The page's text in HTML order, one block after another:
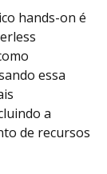
hands-on é
essa
a
de recursos